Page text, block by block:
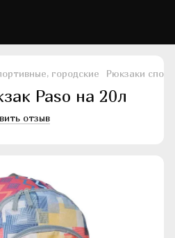
городские Рюкзаки
Paso на 20л
отзыв